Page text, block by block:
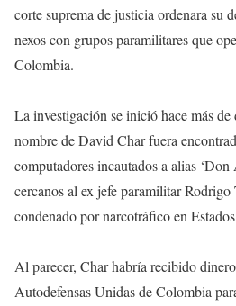
corte suprema de justicia ordenara su
nexos con grupos paramilitares que
Colombia.
La investigación se inició hace más
nombre de David Char fuera
computadores incautados a alias
cercanos al ex jefe paramilitar Rodrigo
condenado por narcotráfico en
Al parecer, Char habría recibido
Autodefensas Unidas de Colombia